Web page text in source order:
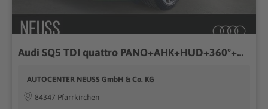
Audi SQ5 TDI quattro PANO+AHK+HUD+360°+B&O+MATRIX+21"
AUTOCENTER NEUSS GmbH & Co. KG
84347 Pfarrkirchen